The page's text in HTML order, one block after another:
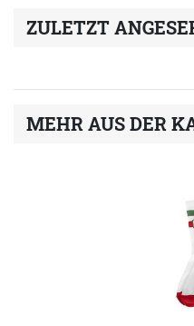
ZULETZT
MEHR AUS DER